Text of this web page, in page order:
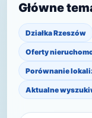
Główne
Działka Rzeszów
Oferty
Porównanie
Aktualne